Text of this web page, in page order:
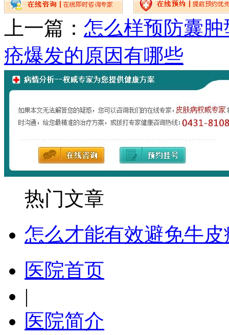
上一篇： 怎么样预防囊肿
疮爆发的原因有哪些
热门文章
怎么才能有效避免牛皮
医院首页
|
医院简介